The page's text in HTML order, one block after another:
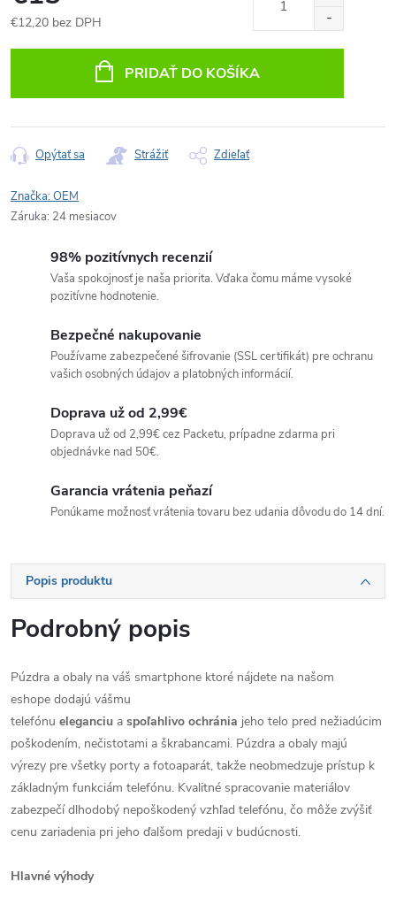
€12,20 bez DPH
PRIDAŤ DO KOŠÍKA
Opýtať sa Strážiť Zdieľať
Značka:OEM
Záruka: 24 mesiacov
98% pozitívnych recenzií
Vaša spokojnosť je naša priorita. Vďaka čomu máme vysoké
pozitívne hodnotenie.
Bezpečné nakupovanie
Používame zabezpečené šifrovanie (SSL certifikát) pre ochranu
vašich osobných údajov a platobných informácií.
Doprava už od 2,99€
Doprava už od 2,99€ cez Packetu, prípadne zdarma pri
objednávke nad 50€.
Garancia vrátenia peňazí
Ponúkame možnosť vrátenia tovaru bez udania dôvodu do 14 dní.
Popis produktu
Podrobný popis
Púzdra a obaly na váš smartphone ktoré nájdete na našom
eshope dodajú vášmu
telefónu eleganciu a spoľahlivo ochránia jeho telo pred nežiadúcim
poškodením, nečistotami a škrabancami. Púzdra a obaly majú
výrezy pre všetky porty a fotoaparát, takže neobmedzuje prístup k
základným funkciám telefónu. Kvalitné spracovanie materiálov
zabezpečí dlhodobý nepoškodený vzhľad telefónu, čo môže zvýšiť
cenu zariadenia pri jeho ďalšom predaji v budúcnosti.
Hlavné výhody